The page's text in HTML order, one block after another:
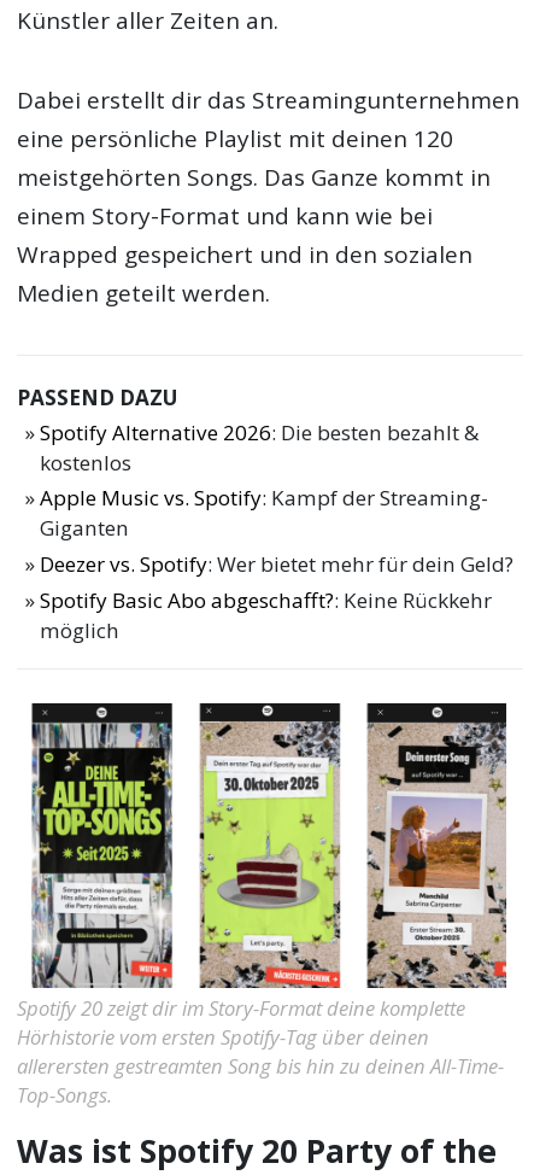
Künstler aller Zeiten an.
Dabei erstellt dir das Streamingunternehmen
eine persönliche Playlist mit deinen 120
meistgehörten Songs. Das Ganze kommt in
einem Story-Format und kann wie bei
Wrapped gespeichert und in den sozialen
Medien geteilt werden.
PASSEND DAZU
Spotify Alternative 2026: Die besten bezahlt &
kostenlos
Apple Music vs. Spotify: Kampf der Streaming-
Giganten
Deezer vs. Spotify: Wer bietet mehr für dein Geld?
Spotify Basic Abo abgeschafft?: Keine Rückkehr
möglich
Spotify 20 zeigt dir im Story-Format deine komplette
Hörhistorie vom ersten Spotify-Tag über deinen
allerersten gestreamten Song bis hin zu deinen All-Time-
Top-Songs.
Was ist Spotify 20 Party of the